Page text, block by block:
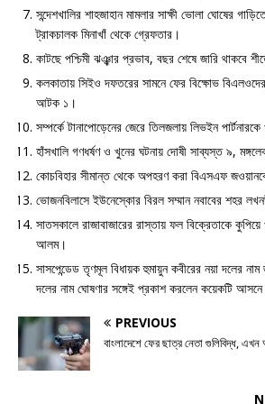
সন্দেশখালির শাহজাহান মামলার সাক্ষী ভোলা ঘোষের
ট্রাকচালক মিনাখাঁ থেকে গ্রেফতার।
কাটছে পশ্চিমী ঝঞ্ঝার প্রভাব, বছর শেষে জারি থাকবে
কলকাতায় সিইও দফতরের সামনে ফের বিক্ষোভ
আটক ১।
সম্পর্কে টানাপোড়েনের জেরে তিলজলায় লিভইন
হাঁসখালি গণধর্ষণ ও খুনের ঘটনায় দোষী সাব্যস্ত ৯,
কোচবিহার সীমান্ত থেকে অপহরণ করা বিএসএফ
ভোজনবিলাসে ইউনেস্কোর বিরল সম্মান নবাবের শহর
সাতসকালে রাজাবাজারের রাস্তায় ফল বিক্রেতাকে
আলম।
সাসপেন্ডেড তৃণমূল বিধায়ক হুমায়ুন কবীরের নয়া দলের
দলের নাম ঘোষণার সঙ্গেই প্রকাশ করলেন কয়েকটি আসনে
PREVIOUS
বাংলাদেশে ফের ছাত্র নেতা গুলিবিদ্ধ,